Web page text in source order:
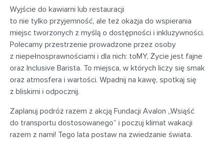
Wyjście do kawiarni lub restauracji
to nie tylko przyjemność, ale też okazja do wspierania
miejsc tworzonych z myślą o dostępności i inkluzywności.
Polecamy przestrzenie prowadzone przez osoby
z niepełnosprawnościami i dla nich: toMY, Życie jest fajne
oraz Inclusive Barista. To miejsca, w których liczy się smak
oraz atmosfera i wartości. Wpadnij na kawę, spotkaj się
z bliskimi i odpocznij.
Zaplanuj podróż razem z akcją Fundacji Avalon „Wsiąść
do transportu dostosowanego” i poczuj klimat wakacji
razem z nami! Tego lata postaw na zwiedzanie świata.